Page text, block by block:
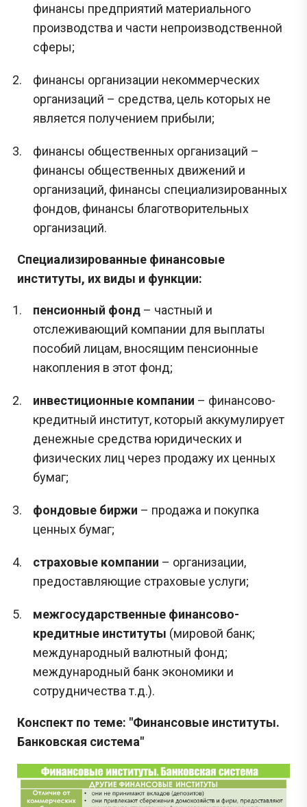
финансы предприятий материального
производства и части непроизводственной
сферы;
финансы организации некоммерческих
организаций – средства, цель которых не
является получением прибыли;
финансы общественных организаций –
финансы общественных движений и
организаций, финансы специализированных
фондов, финансы благотворительных
организаций.
Специализированные финансовые
институты, их виды и функции:
пенсионный фонд – частный и
отслеживающий компании для выплаты
пособий лицам, вносящим пенсионные
накопления в этот фонд;
инвестиционные компании – финансово-
кредитный институт, который аккумулирует
денежные средства юридических и
физических лиц через продажу их ценных
бумаг;
фондовые биржи – продажа и покупка
ценных бумаг;
страховые компании – организации,
предоставляющие страховые услуги;
межгосударственные финансово-
кредитные институты (мировой банк;
международный валютный фонд;
международный банк экономики и
сотрудничества т.д.).
Конспект по теме: "Финансовые институты.
Банковская система"